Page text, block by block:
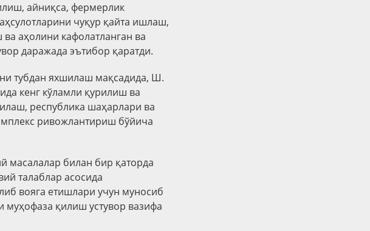
айниқса, фермерлик
чуқур қайта ишлаш,
аҳолини кафолатланган ва
даражада эътибор қаратди.
тубдан яхшилаш мақсадида, Ш.
кенг кўламли қурилиш ва
республика шаҳарлари ва
ривожлантириш бўйича
билан бир қаторда
талаблар асосида
вояга етишлари учун муносиб
қилиш устувор вазифа